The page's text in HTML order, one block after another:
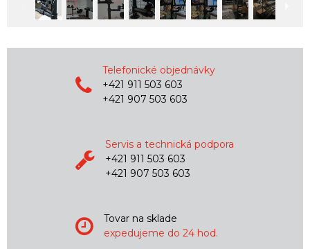
Telefonické objednávky
+421 911 503 603
+421 907 503 603
Servis a technická podpora
+421 911 503 603
+421 907 503 603
Tovar na sklade
expedujeme do 24 hod.